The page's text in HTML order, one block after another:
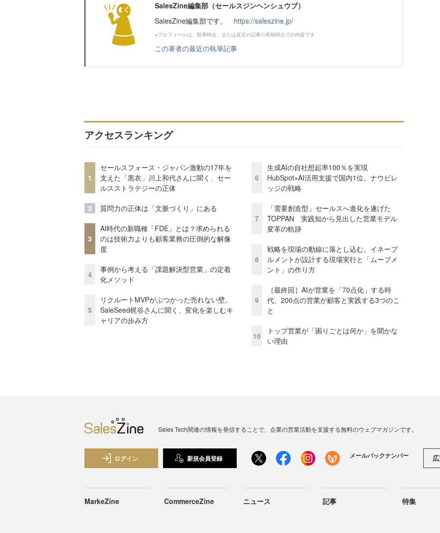
SalesZine編集部（セールスジンヘンシュウブ）
SalesZine編集部です。 https://saleszine.jp/
※プロフィールは、執筆時点、または直近の記事の寄稿時点での内容です
この著者の最近の執筆記事
アクセスランキング
1
セールスフォース・ジャパン激動の17年を
支えた「黒衣」川上和代さんに聞く、セー
ルスストラテジーの正体
2 質問力の正体は「文脈づくり」にある
3
AI時代の新職種「FDE」とは？求められる
のは技術力よりも顧客業務の圧倒的な解像
度
4
事例から考える「課題解決型営業」の定着
化メソッド
5
リクルートMVPがぶつかった売れない壁。
SaleSeed梶谷さんに聞く、変化を楽しむキ
ャリアの歩み方
6
生成AIの自社想起率100％を実現
HubSpot×AI活用支援で国内1位、ナウビレ
ッジの戦略
7
「需要創造型」セールスへ進化を遂げた
TOPPAN 実践知から見出した営業モデル
変革の軌跡
8
戦略を現場の動線に落とし込む。イネーブ
ルメントが設計する現場実行と「ムーブメ
ント」の作り方
9
［最終回］AIが営業を「70点化」する時
代、200点の営業が顧客と実践する3つのこ
と
10
トップ営業が「困りごとは何か」を聞かな
い理由
Sales Tech関連の情報を発信することで、企業の営業活動を支援する無料のウェブマガジンです。
ログイン 新規会員登録 メールバックナンバー
MarkeZine CommerceZine ニュース 記事 特集